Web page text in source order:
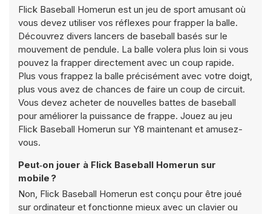
Flick Baseball Homerun est un jeu de sport amusant où
vous devez utiliser vos réflexes pour frapper la balle.
Découvrez divers lancers de baseball basés sur le
mouvement de pendule. La balle volera plus loin si vous
pouvez la frapper directement avec un coup rapide.
Plus vous frappez la balle précisément avec votre doigt,
plus vous avez de chances de faire un coup de circuit.
Vous devez acheter de nouvelles battes de baseball
pour améliorer la puissance de frappe. Jouez au jeu
Flick Baseball Homerun sur Y8 maintenant et amusez-
vous.
Peut‑on jouer à Flick Baseball Homerun sur
mobile ?
Non, Flick Baseball Homerun est conçu pour être joué
sur ordinateur et fonctionne mieux avec un clavier ou